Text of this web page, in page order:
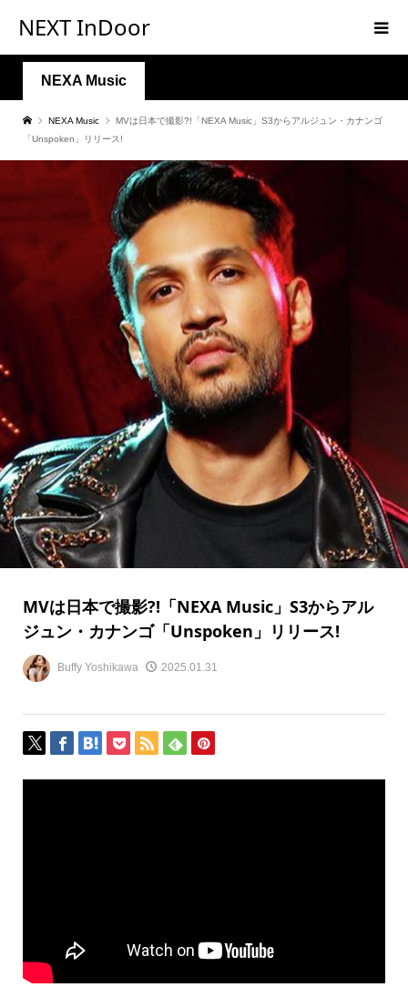
NEXT InDoor
NEXA Music
NEXA Music
MVは日本で撮影?!「NEXA Music」S3からアルジュン・カナンゴ
「Unspoken」リリース!
MVは日本で撮影?!「NEXA Music」S3からアル
ジュン・カナンゴ「Unspoken」リリース!
Buffy Yoshikawa 2025.01.31